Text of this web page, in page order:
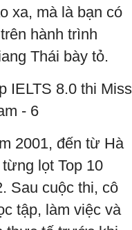
xa, mà là bạn có
hành trình
Thái bày tỏ.
2001, đến từ Hà
lọt Top 10
Sau cuộc thi, cô
tập, làm việc và